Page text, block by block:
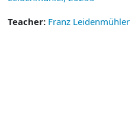
Teacher: Franz Leidenmühler